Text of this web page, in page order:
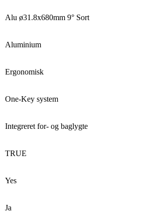
Alu ø31.8x680mm 9° Sort
Aluminium
Ergonomisk
One-Key system
Integreret for- og baglygte
TRUE
Yes
Ja